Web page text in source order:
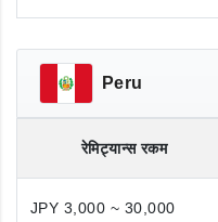
Peru
रेमिट्यान्स रकम
JPY 3,000 ~ 30,000